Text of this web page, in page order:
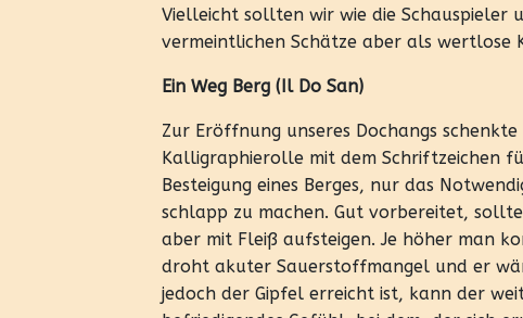
Vielleicht sollten wir wie die
vermeintlichen Schätze aber als wertlose
Ein Weg Berg (Il Do San)
Zur Eröffnung unseres Dochangs
Kalligraphierolle mit dem Schriftzeichen
Besteigung eines Berges, nur das
schlapp zu machen. Gut vorbereitet,
aber mit Fleiß aufsteigen. Je höher man
droht akuter Sauerstoffmangel und er
jedoch der Gipfel erreicht ist, kann der